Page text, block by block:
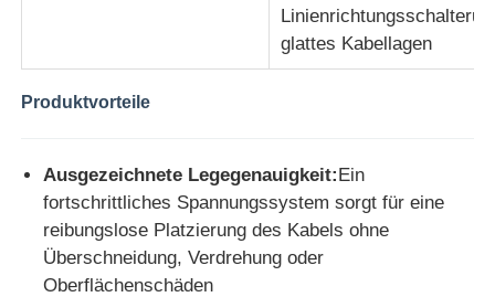
glattes Kabellagen
Produktvorteile
Ausgezeichnete Legegenauigkeit:Ein
fortschrittliches Spannungssystem sorgt für eine
reibungslose Platzierung des Kabels ohne
Überschneidung, Verdrehung oder
Oberflächenschäden